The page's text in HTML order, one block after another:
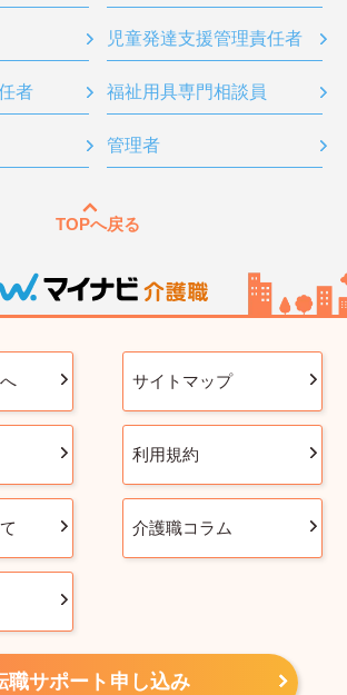
児童発達支援管理責任者
者 福祉用具専門相談員
管理者
TOPへ戻る
サイトマップ
利用規約
介護職コラム
職サポート申し込み